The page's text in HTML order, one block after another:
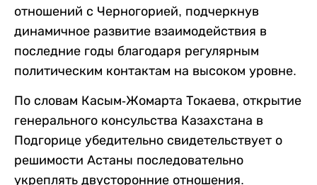
отношений с Черногорией, подчеркнув
динамичное развитие взаимодействия в
последние годы благодаря регулярным
политическим контактам на высоком уровне.
По словам Касым-Жомарта Токаева, открытие
генерального консульства Казахстана в
Подгорице убедительно свидетельствует о
решимости Астаны последовательно
укреплять двусторонние отношения.